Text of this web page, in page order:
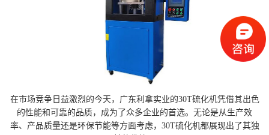
在市场竞争日益激烈的今天，广东利拿实业的30T硫化机凭借其出色
的性能和可靠的品质，成为了众多企业的首选。无论是从生产效
率、产品质量还是环保节能等方面考虑，30T硫化机都展现出了其独